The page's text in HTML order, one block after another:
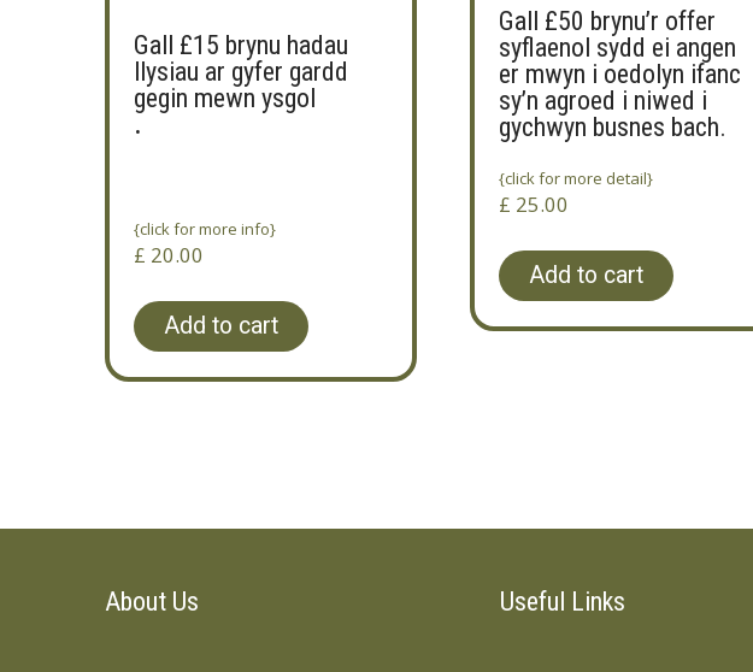
Gall £15 brynu hadau
llysiau ar gyfer gardd
gegin mewn ysgol
.
{click for more info}
£ 20.00
Add to cart
Gall £50 brynu’r offer
syflaenol sydd ei angen
er mwyn i oedolyn ifanc
sy’n agroed i niwed i
gychwyn busnes bach.
{click for more detail}
£ 25.00
Add to cart
About Us Useful Links